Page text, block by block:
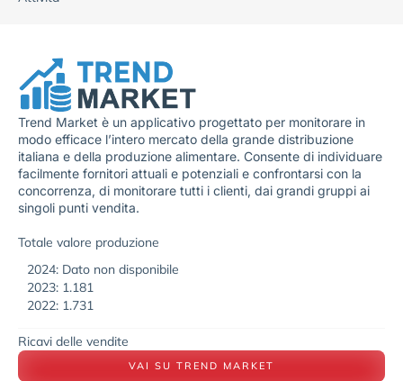
Trend Market è un applicativo progettato per monitorare in
modo efficace l’intero mercato della grande distribuzione
italiana e della produzione alimentare. Consente di individuare
facilmente fornitori attuali e potenziali e confrontarsi con la
concorrenza, di monitorare tutti i clienti, dai grandi gruppi ai
singoli punti vendita.
Totale valore produzione
2024: Dato non disponibile
2023: 1.181
2022: 1.731
Ricavi delle vendite
VAI SU TREND MARKET